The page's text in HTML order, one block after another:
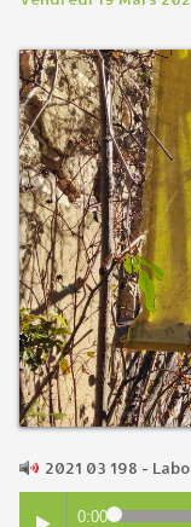
2021 03 198 -
0:00